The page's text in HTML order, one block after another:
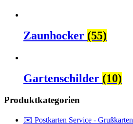
Zaunhocker (55)
Gartenschilder (10)
Produktkategorien
✉️ Postkarten Service - Grußkarten